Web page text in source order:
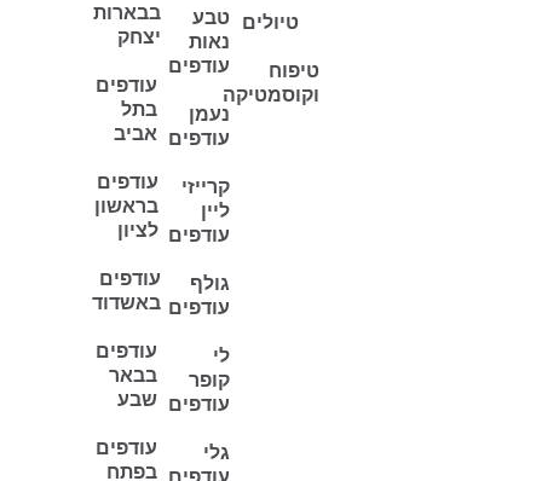
טיולים
טיפוח
וקוסמטיקה
טבע
נאות
עודפים
נעמן
עודפים
קרייזי
ליין
עודפים
גולף
עודפים
לי
קופר
עודפים
גלי
בבארות
יצחק
עודפים
בתל
אביב
עודפים
בראשון
לציון
עודפים
באשדוד
עודפים
בבאר
שבע
עודפים
בפתח